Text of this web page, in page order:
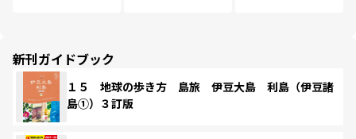
新刊ガイドブック
１５ 地球の歩き方 島旅 伊豆大島 利島（伊豆諸
島①）３訂版